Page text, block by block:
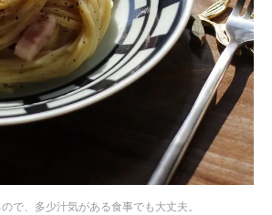
で、多少汁気がある食事でも大丈夫。